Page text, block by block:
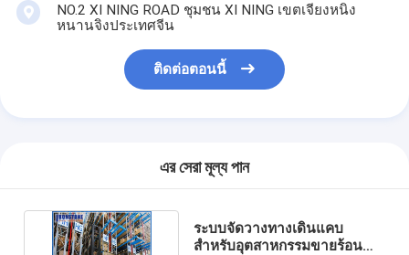
NO.2 XI NING ROAD ชุมชน XI NING เขตเจียงหนิง
หนานจิงประเทศจีน
ติดต่อตอนนี้
এর সেরা মূল্য পান
ระบบจัดวางทางเดินแคบ
สำหรับอุตสาหกรรมขายร้อน